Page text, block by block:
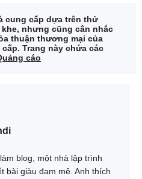
cung cấp dựa trên thử
nhưng cũng cân nhắc
thuận thương mại của
Trang này chứa các
cáo
blog, một nhà lập trình
bài giàu đam mê. Anh thích